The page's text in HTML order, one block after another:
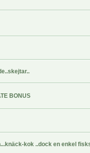
BONUS
kok ..dock en enkel